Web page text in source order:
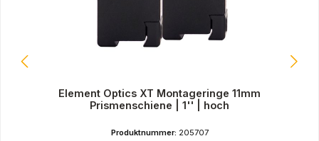
Element Optics XT Montageringe 11mm
Prismenschiene | 1'' | hoch
Produktnummer: 205707